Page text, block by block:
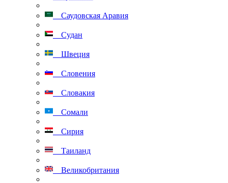
Саудовская Аравия
Судан
Швеция
Словения
Словакия
Сомали
Сирия
Таиланд
Великобритания